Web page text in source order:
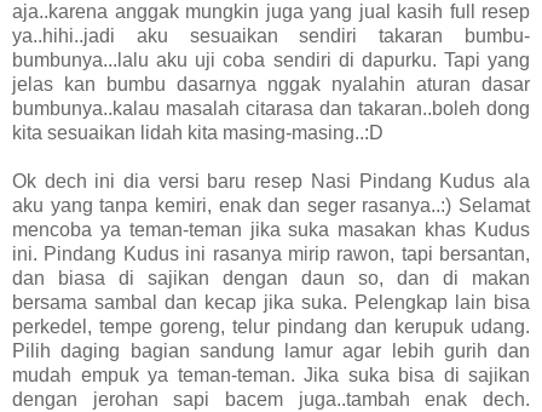
aja..karena anggak mungkin juga yang jual kasih full resep
ya..hihi..jadi aku sesuaikan sendiri takaran bumbu-
bumbunya...lalu aku uji coba sendiri di dapurku. Tapi yang
jelas kan bumbu dasarnya nggak nyalahin aturan dasar
bumbunya..kalau masalah citarasa dan takaran..boleh dong
kita sesuaikan lidah kita masing-masing..:D
Ok dech ini dia versi baru resep Nasi Pindang Kudus ala
aku yang tanpa kemiri, enak dan seger rasanya..:) Selamat
mencoba ya teman-teman jika suka masakan khas Kudus
ini. Pindang Kudus ini rasanya mirip rawon, tapi bersantan,
dan biasa di sajikan dengan daun so, dan di makan
bersama sambal dan kecap jika suka. Pelengkap lain bisa
perkedel, tempe goreng, telur pindang dan kerupuk udang.
Pilih daging bagian sandung lamur agar lebih gurih dan
mudah empuk ya teman-teman. Jika suka bisa di sajikan
dengan jerohan sapi bacem juga..tambah enak dech.